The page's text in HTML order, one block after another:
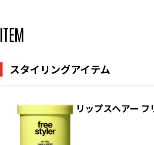
ITEM
スタイリングアイテム
リップスヘアー